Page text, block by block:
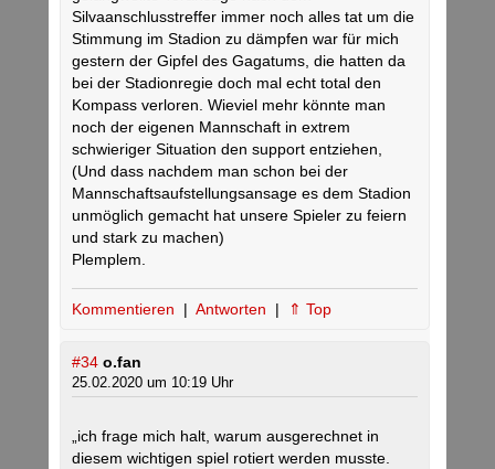
Silvaanschlusstreffer immer noch alles tat um die
Stimmung im Stadion zu dämpfen war für mich
gestern der Gipfel des Gagatums, die hatten da
bei der Stadionregie doch mal echt total den
Kompass verloren. Wieviel mehr könnte man
noch der eigenen Mannschaft in extrem
schwieriger Situation den support entziehen,
(Und dass nachdem man schon bei der
Mannschaftsaufstellungsansage es dem Stadion
unmöglich gemacht hat unsere Spieler zu feiern
und stark zu machen)
Plemplem.
Kommentieren | Antworten | ⇑ Top
#34 o.fan
25.02.2020 um 10:19 Uhr
„ich frage mich halt, warum ausgerechnet in
diesem wichtigen spiel rotiert werden musste.